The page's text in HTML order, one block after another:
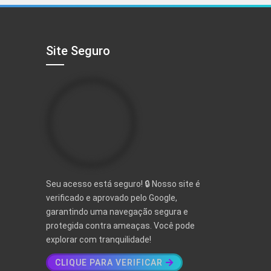
Site Seguro
Seu acesso está seguro! 🔒 Nosso site é
verificado e aprovado pelo Google,
garantindo uma navegação segura e
protegida contra ameaças. Você pode
explorar com tranquilidade!
CLIQUE PARA VERIFICAR